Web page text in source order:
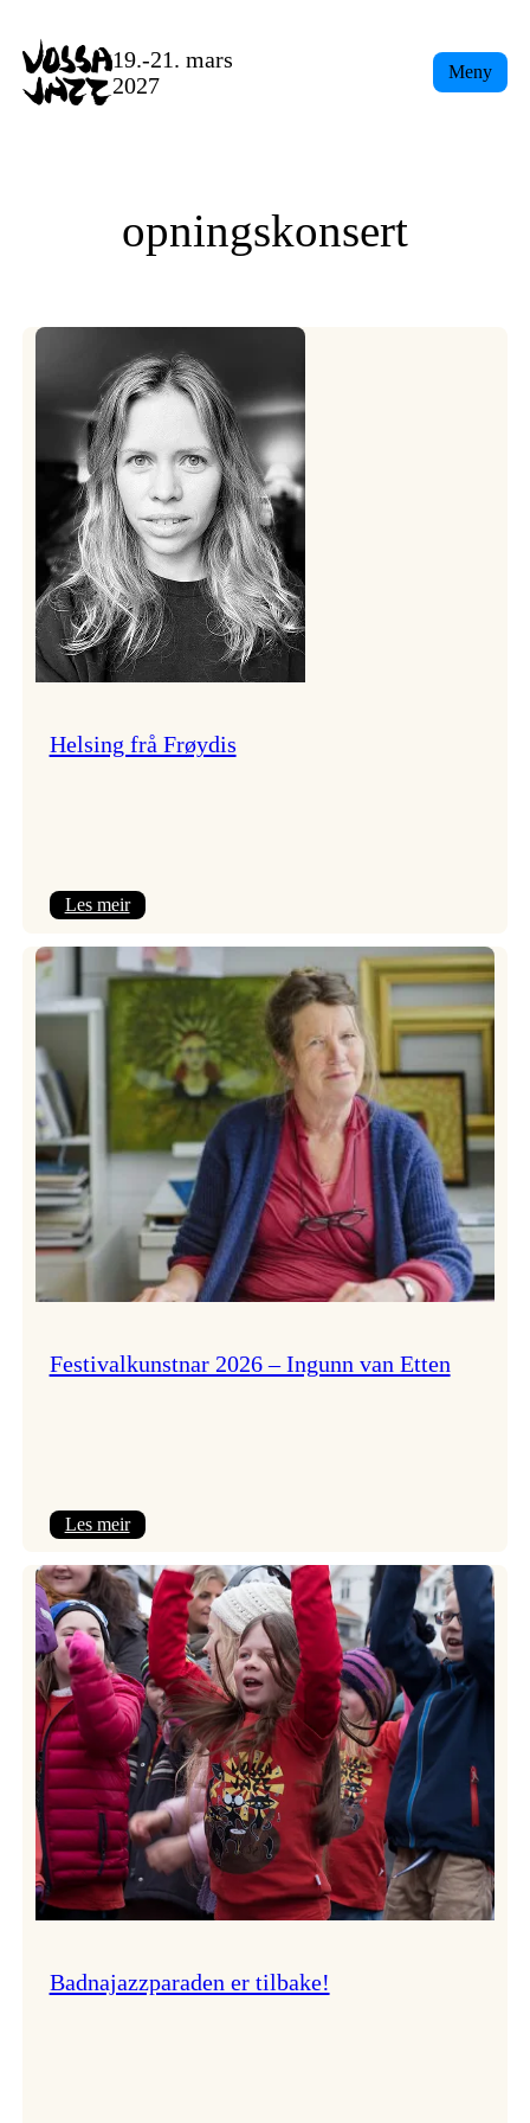
content
19.-21. mars
2027
Meny
opningskonsert
Helsing frå Frøydis
Les meir:
frå
Frøydis
Festivalkunstnar 2026 – Ingunn van Etten
Les meir:
2026
–
Ingunn van Etten
Badnajazzparaden er tilbake!